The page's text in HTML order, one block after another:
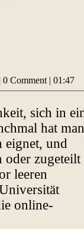
Martina
0 Comment | 01:47
sich in
hat man
eignet, und
oder zugeteilt
leeren
online-